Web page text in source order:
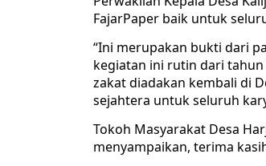
FajarPaper baik untuk
“Ini merupakan bukti dari
kegiatan ini rutin dari tahun
zakat diadakan kembali di
sejahtera untuk seluruh
Tokoh Masyarakat Desa
menyampaikan, terima